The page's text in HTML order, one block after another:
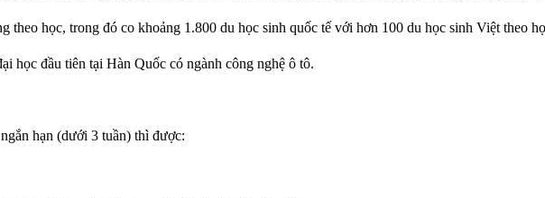
theo học, trong đó co khoảng 1.800 du học sinh quốc tế với hơn 100 du học sinh Việt theo
học đầu tiên tại Hàn Quốc có ngành công nghệ ô tô.
hạn (dưới 3 tuần) thì được: